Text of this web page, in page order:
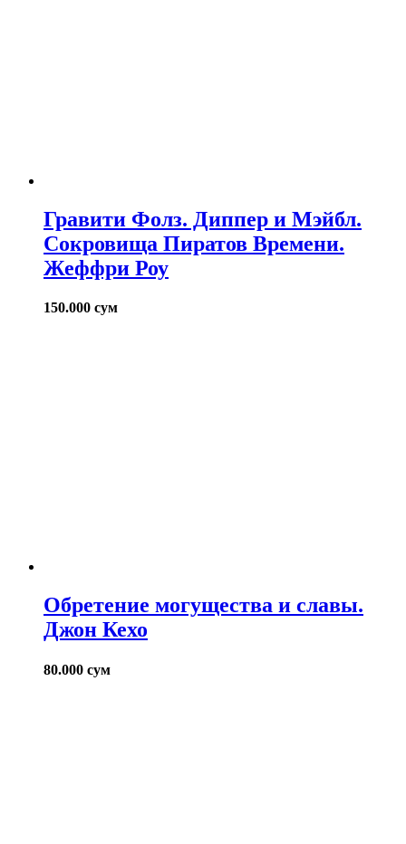
Гравити Фолз. Диппер и Мэйбл.
Сокровища Пиратов Времени.
Жеффри Роу
150.000 сум
Обретение могущества и славы.
Джон Кехо
80.000 сум